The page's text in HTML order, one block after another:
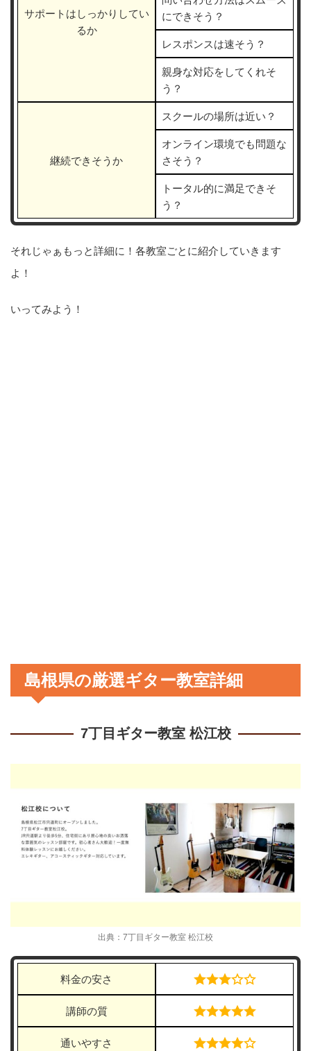
サポートはしっかりしてい
るか
にできそう？
レスポンスは速そう？
親身な対応をしてくれそ
う？
継続できそうか
スクールの場所は近い？
オンライン環境でも問題な
さそう？
トータル的に満足できそ
う？
それじゃぁもっと詳細に！各教室ごとに紹介していきます
よ！
いってみよう！
島根県の厳選ギター教室詳細
7丁目ギター教室 松江校
出典：7丁目ギター教室 松江校
料金の安さ
講師の質
通いやすさ